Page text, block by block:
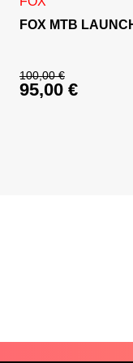
FOX MTB
100,00€
95,00 €